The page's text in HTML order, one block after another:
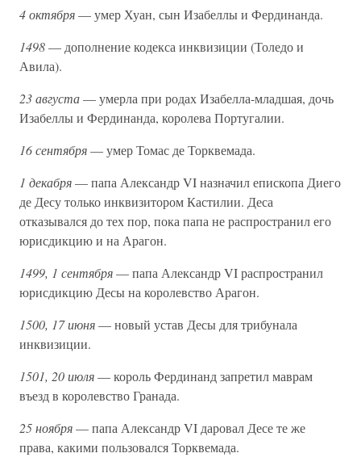
4 октября— умер Хуан, сын Изабеллы и Фердинанда.
1498— дополнение кодекса инквизиции (Толедо и
Авила).
23 августа— умерла при родах Изабелла-младшая, дочь
Изабеллы и Фердинанда, королева Португалии.
16 сентября— умер Томас де Торквемада.
1 декабря— папа Александр VI назначил епископа Диего
де Десу только инквизитором Кастилии. Деса
отказывался до тех пор, пока папа не распространил его
юрисдикцию и на Арагон.
1499, 1 сентября— папа Александр VI распространил
юрисдикцию Десы на королевство Арагон.
1500, 17 июня— новый устав Десы для трибунала
инквизиции.
1501, 20 июля— король Фердинанд запретил маврам
въезд в королевство Гранада.
25 ноября— папа Александр VI даровал Десе те же
права, какими пользовался Торквемада.